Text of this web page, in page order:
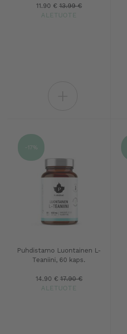
11.90 € 13.99 €
ALETUOTE
Puhdistamo Luontainen L-
Teaniini, 60 kaps.
14.90 € 17.90 €
ALETUOTE
-17%